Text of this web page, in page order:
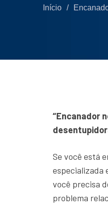
Início /
“Encanador
Se você está
especializada
você precisa
problema